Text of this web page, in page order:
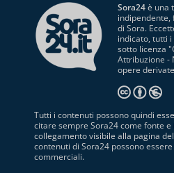
Sora24è una
indipendente,
di Sora.
indicato, tutti
sotto licenza "
Attribuzione -
opere
Tutti i contenuti possono quindi
citare sempre Sora24 come fonte
collegamento visibile alla pagina
contenuti di Sora24 possono
commerciali.